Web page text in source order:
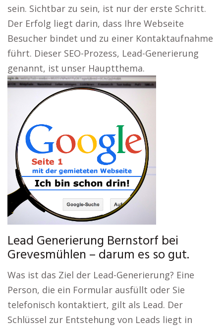
sein. Sichtbar zu sein, ist nur der erste Schritt.
Der Erfolg liegt darin, dass Ihre Webseite
Besucher bindet und zu einer Kontaktaufnahme
führt. Dieser SEO-Prozess, Lead-Generierung
genannt, ist unser Hauptthema.
Lead Generierung Bernstorf bei
Grevesmühlen – darum es so gut.
Was ist das Ziel der Lead-Generierung? Eine
Person, die ein Formular ausfüllt oder Sie
telefonisch kontaktiert, gilt als Lead. Der
Schlüssel zur Entstehung von Leads liegt in